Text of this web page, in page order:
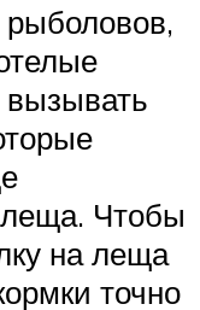
Чтобы
на леща
точно